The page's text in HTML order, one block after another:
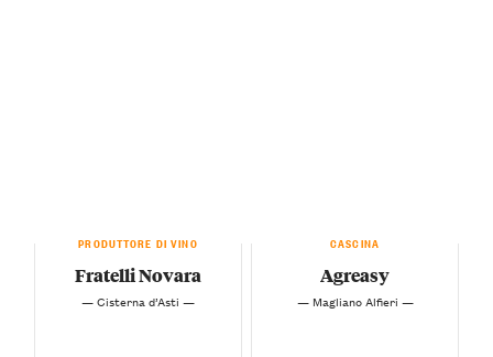
PRODUTTORE DI VINO
Fratelli Novara
— Cisterna d’Asti —
CASCINA
Agreasy
— Magliano Alfieri —